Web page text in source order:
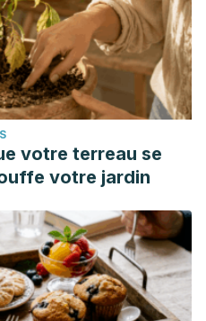
S., & Ashkenazi, M. (2021).
promising tool to promote
of necrotic immature
periodontitis using platelet-
of Paediatric
E., & Olanloye, O. M. (2018).
a five-year retrospective
College Hospital,
postgraduate
International
votre terreau se
votre jardin